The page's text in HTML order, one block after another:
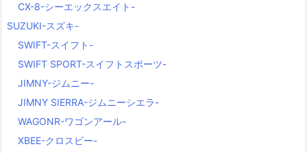
CX-8-シーエックスエイト-
SUZUKI-スズキ-
SWIFT-スイフト-
SWIFT SPORT-スイフトスポーツ-
JIMNY-ジムニー-
JIMNY SIERRA-ジムニーシエラ-
WAGONR-ワゴンアール-
XBEE-クロスビー-